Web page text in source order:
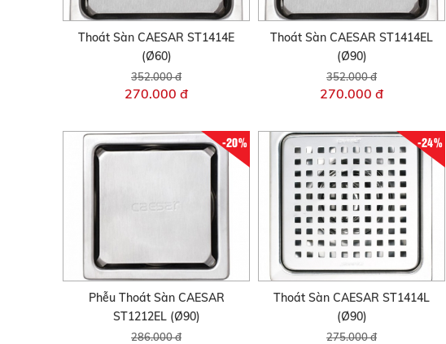
Thoát Sàn CAESAR ST1414E
(Ø60)
352.000 đ
270.000 đ
Thoát Sàn CAESAR ST1414EL
(Ø90)
352.000 đ
270.000 đ
-20%
Phễu Thoát Sàn CAESAR
ST1212EL (Ø90)
286.000 đ
-24%
Thoát Sàn CAESAR ST1414L
(Ø90)
275.000 đ